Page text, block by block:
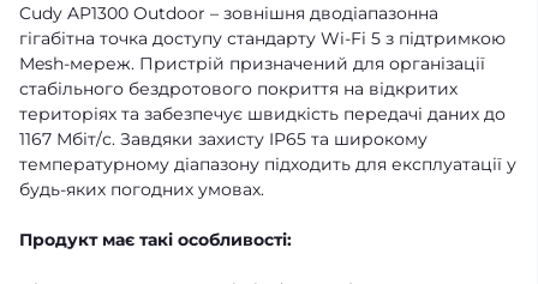
Cudy AP1300 Outdoor – зовнішня дводіапазонна
гігабітна точка доступу стандарту Wi-Fi 5 з підтримкою
Mesh-мереж. Пристрій призначений для організації
стабільного бездротового покриття на відкритих
територіях та забезпечує швидкість передачі даних до
1167 Мбіт/с. Завдяки захисту IP65 та широкому
температурному діапазону підходить для експлуатації у
будь-яких погодних умовах.
Продукт має такі особливості: